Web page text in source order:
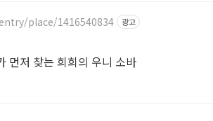
place/1416540834 광고
먼저 찾는 희희의 우니 소바